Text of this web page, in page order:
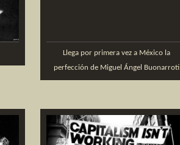
Llega por primera vez a México la
perfección de Miguel Ángel Buonarroti